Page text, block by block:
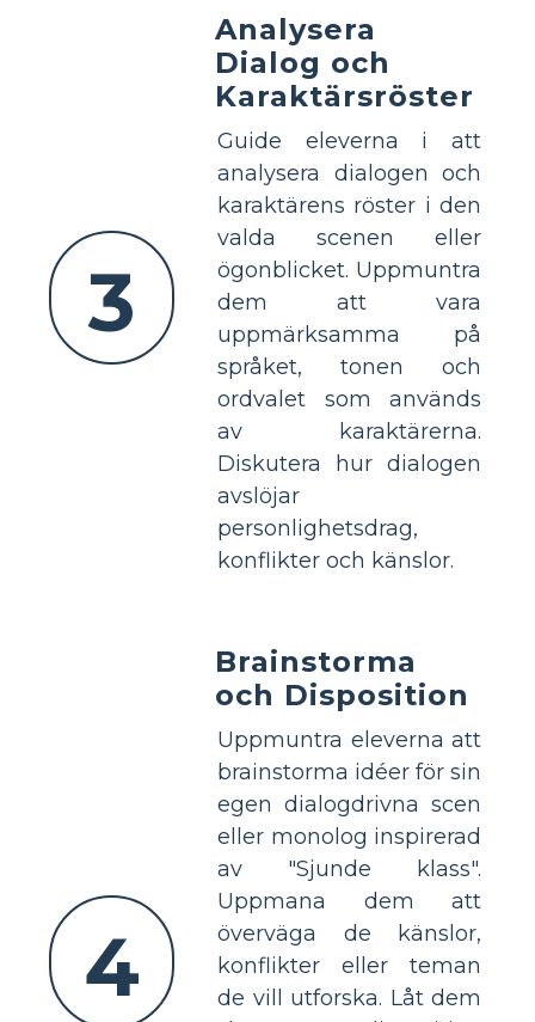
3
Analysera
Dialog och
Karaktärsröster
Guide eleverna i att
analysera dialogen och
karaktärens röster i den
valda scenen eller
ögonblicket. Uppmuntra
dem att vara
uppmärksamma på
språket, tonen och
ordvalet som används
av karaktärerna.
Diskutera hur dialogen
avslöjar
personlighetsdrag,
konflikter och känslor.
4
Brainstorma
och Disposition
Uppmuntra eleverna att
brainstorma idéer för sin
egen dialogdrivna scen
eller monolog inspirerad
av "Sjunde klass".
Uppmana dem att
överväga de känslor,
konflikter eller teman
de vill utforska. Låt dem